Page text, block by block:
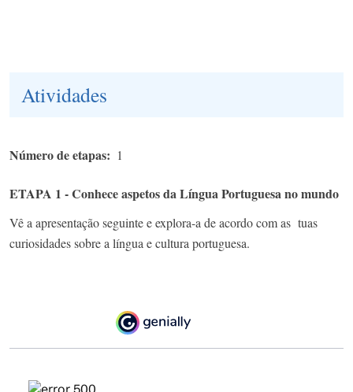
Atividades
Número de etapas 1
ETAPA 1 - Conhece aspetos da Língua Portuguesa no mundo
Vê a apresentação seguinte e explora-a de acordo com as tuas
curiosidades sobre a língua e cultura portuguesa.